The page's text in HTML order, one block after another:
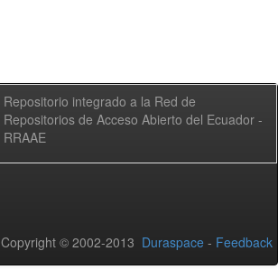
Repositorio integrado a la Red de
Repositorios de Acceso Abierto del Ecuador -
RRAAE
Copyright © 2002-2013 Duraspace - Feedback